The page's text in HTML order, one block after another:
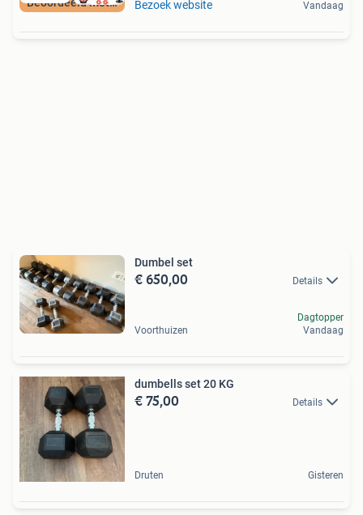
Bezoek website
Vandaag
Dumbel set
€ 650,00 Details
Voorthuizen
Dagtopper
Vandaag
dumbells set 20 KG
€ 75,00 Details
Druten Gisteren